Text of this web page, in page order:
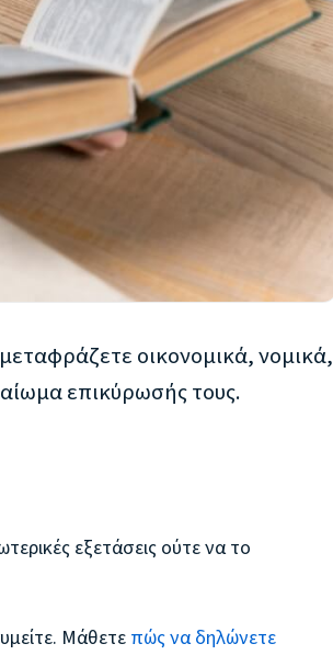
οικονομικά, νομικά,
επικύρωσής τους.
εξετάσεις ούτε να το
Μάθετε πώς να δηλώνετε